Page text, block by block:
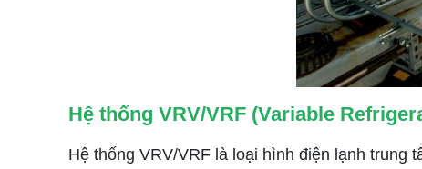
Hệ thống VRV/VRF (Variable
Hệ thống VRV/VRF là loại hình điện lạnh